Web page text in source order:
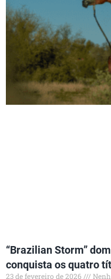
“Brazilian Storm”
conquista os quatro
23 de fevereiro de 2026